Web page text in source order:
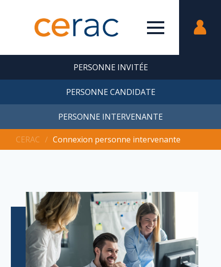
PERSONNE INVITÉE
PERSONNE CANDIDATE
PERSONNE INTERVENANTE
CERAC ∕ Connexion personne intervenante